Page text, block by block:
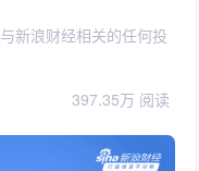
新浪财经相关的任何投
397.35万 阅读